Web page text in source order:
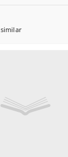
similar